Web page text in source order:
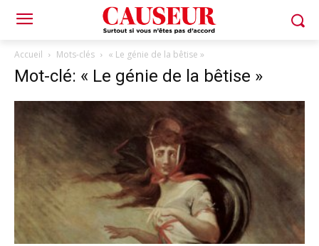
Accueil Mots-clés « Le génie de la bêtise »
Mot-clé: « Le génie de la bêtise »